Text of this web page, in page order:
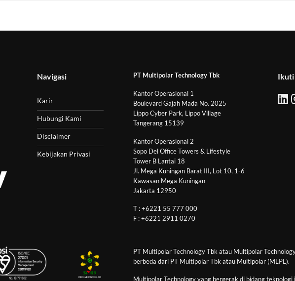
Navigasi
Karir
Hubungi Kami
Disclaimer
Kebijakan Privasi
PT Multipolar Technology Tbk
Kantor Operasional 1
Boulevard Gajah Mada No. 2025
Lippo Cyber Park, Lippo Village
Tangerang 15139
Kantor Operasional 2
Sopo Del Office Towers & Lifestyle
Tower B Lantai 18
Jl. Mega Kuningan Barat III, Lot 10, 1-6
Kawasan Mega Kuningan
Jakarta 12950
T : +6221 55 777 000
F : +6221 2911 0270
Ikuti
PT Multipolar Technology Tbk atau Multipolar
berbeda dari PT Multipolar Tbk atau Multipolar (MLPL).
Multipolar Technology yang bergerak di bidang